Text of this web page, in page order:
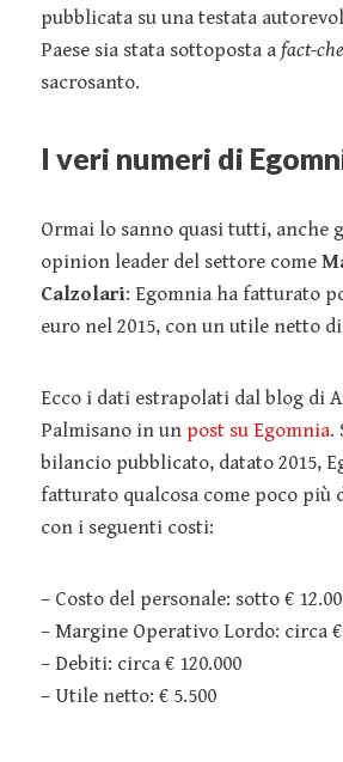
pubblicata su una testata
Paese sia stata sottoposta a fact-
sacrosanto.
I veri numeri di
Ormai lo sanno quasi tutti, anche
opinion leader del settore come
Calzolari: Egomnia ha fatturato
euro nel 2015, con un utile netto di
Ecco i dati estrapolati dal blog di
Palmisano in un post su Egomnia.
bilancio pubblicato, datato 2015,
fatturato qualcosa come poco più
con i seguenti costi:
– Costo del personale: sotto €
– Margine Operativo Lordo: circa €
– Debiti: circa € 120.000
– Utile netto: € 5.500